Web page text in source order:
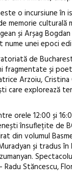
este o incursiune în
memorie culturală
și Arșag
nume unei epoci
de
fragmentate și
Arzoiu, Cristina
care explorează
orele 12:00 și
însuflețite de
din volumul
și tradus în
Stăncescu,